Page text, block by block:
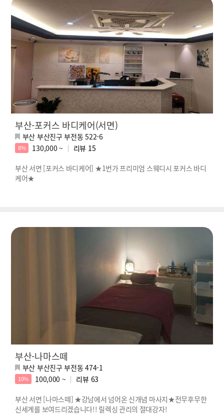
부산-포커스 바디케어(서면)
부산 부산진구 부전동 522-6
8% 130,000 ~ 리뷰 15
부산 서면 [포커스 바디케어] ★1번가 프리미엄 스웨디시 포커스 바디
케어★
부산-나마스떼
부산 부산진구 부전동 474-1
10% 100,000 ~ 리뷰 63
부산 서면 [나마스떼] ★강남에서 넘어온 신개념 마사지★전무후무한
신세계를 보여드리겠습니다!! 릴렉싱 관리의 절대강자!